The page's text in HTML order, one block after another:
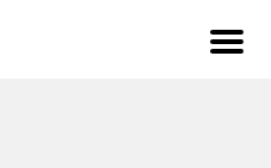
Menu